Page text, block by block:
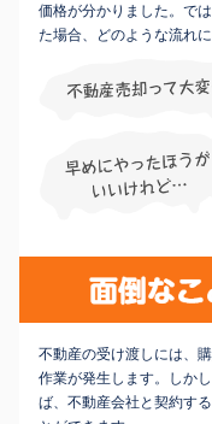
価格が分かりました。で
た場合、どのような流れ
不動産の受け渡しには、
作業が発生します。しか
ば、不動産会社と契約す